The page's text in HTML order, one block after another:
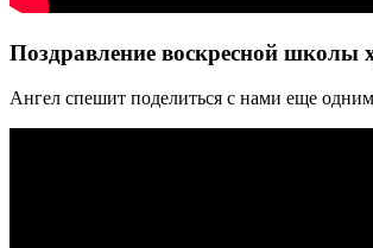
Поздравление воскресной
Ангел спешит поделиться с нами еще